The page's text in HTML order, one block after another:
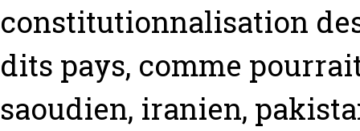
constitutionnalisation
dits pays, comme
saoudien, iranien,